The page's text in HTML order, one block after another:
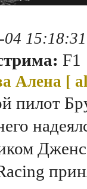
15:18:31
F1
Алена [
пилот